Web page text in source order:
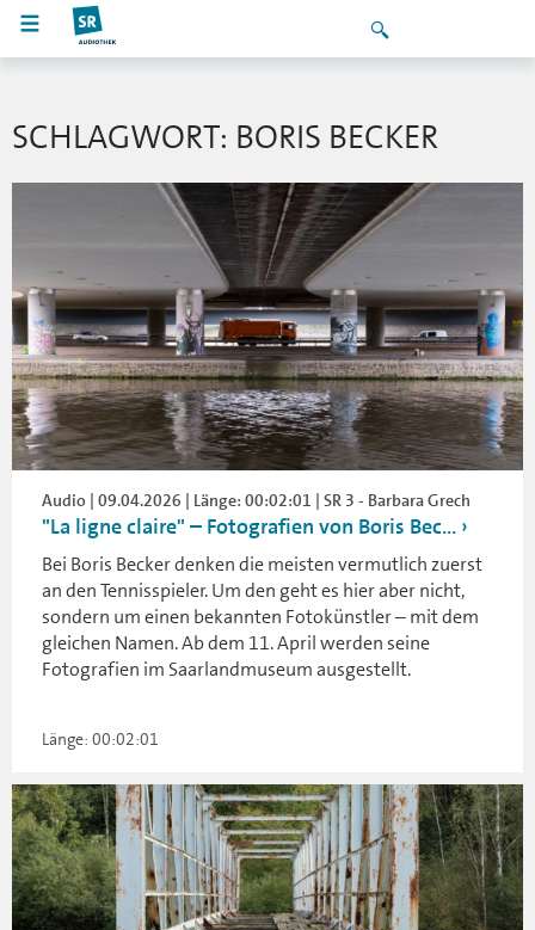
SCHLAGWORT: BORIS BECKER
Audio | 09.04.2026 | Länge: 00:02:01 | SR 3 - Barbara Grech
"La ligne claire" – Fotografien von Boris Bec...
Bei Boris Becker denken die meisten vermutlich zuerst
an den Tennisspieler. Um den geht es hier aber nicht,
sondern um einen bekannten Fotokünstler – mit dem
gleichen Namen. Ab dem 11. April werden seine
Fotografien im Saarlandmuseum ausgestellt.
Länge: 00:02:01